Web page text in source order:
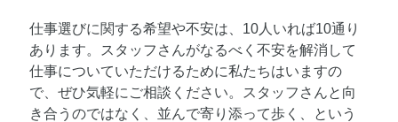
仕事選びに関する希望や不安は、10人いれば10通り
あります。スタッフさんがなるべく不安を解消して
仕事についていただけるために私たちはいますの
で、ぜひ気軽にご相談ください。スタッフさんと向
き合うのではなく、並んで寄り添って歩く、という